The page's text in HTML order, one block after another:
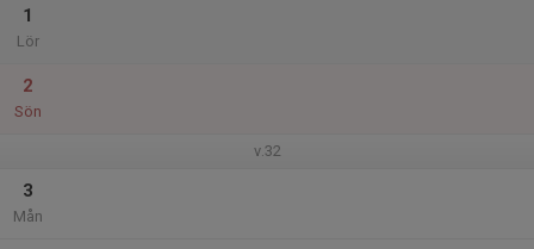
1
Lör
2
Sön
v.32
3
Mån